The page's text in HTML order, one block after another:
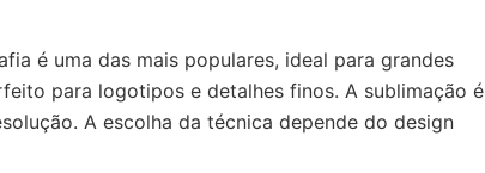
é uma das mais populares, ideal para grandes
para logotipos e detalhes finos. A sublimação é
A escolha da técnica depende do design